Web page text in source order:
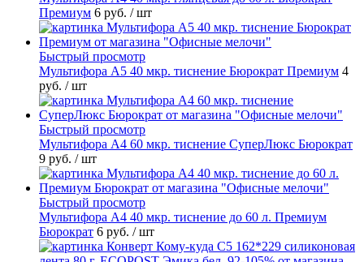
Премиум 6 руб. / шт
Быстрый просмотр
Мультифора А5 40 мкр. тиснение Бюрократ Премиум 4
руб. / шт
Быстрый просмотр
Мультифора А4 60 мкр. тиснение СуперЛюкс Бюрократ
9 руб. / шт
Быстрый просмотр
Мультифора А4 40 мкр. тиснение до 60 л. Премиум
Бюрократ 6 руб. / шт